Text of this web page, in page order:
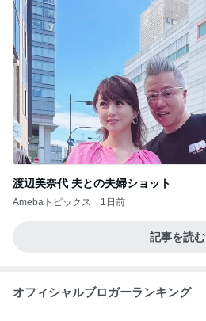
渡辺美奈代 夫との夫婦ショット
Amebaトピックス 1日前
記事を読む
オフィシャルブロガーランキング